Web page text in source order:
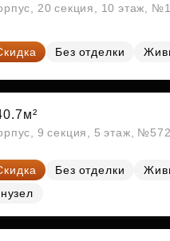
20 секция, 10 этаж,
Без отделки
9 секция, 5 этаж, №572
Без отделки